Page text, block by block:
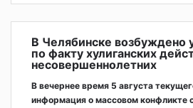
В Челябинске возбуждено
по факту хулиганских
несовершеннолетних
В вечернее время 5 августа
информация о массовом конфликте